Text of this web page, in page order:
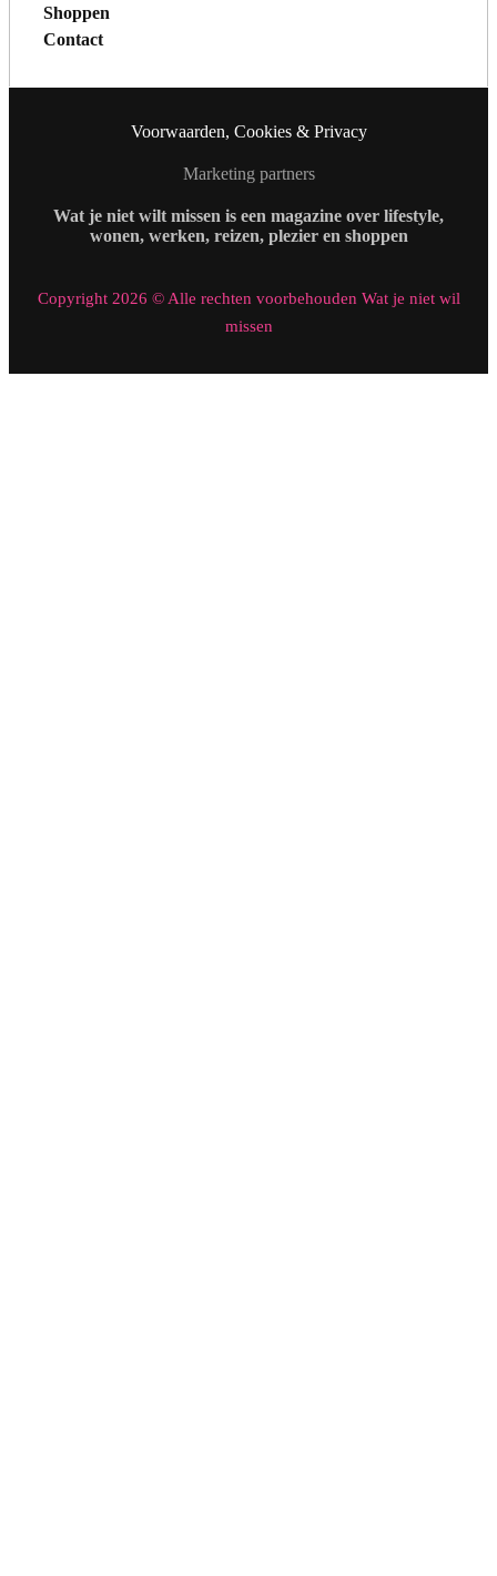
Shoppen
Contact
Voorwaarden, Cookies & Privacy
Marketing partners
Wat je niet wilt missen is een magazine over lifestyle,
wonen, werken, reizen, plezier en shoppen
Copyright 2026 © Alle rechten voorbehouden Wat je niet wil
missen